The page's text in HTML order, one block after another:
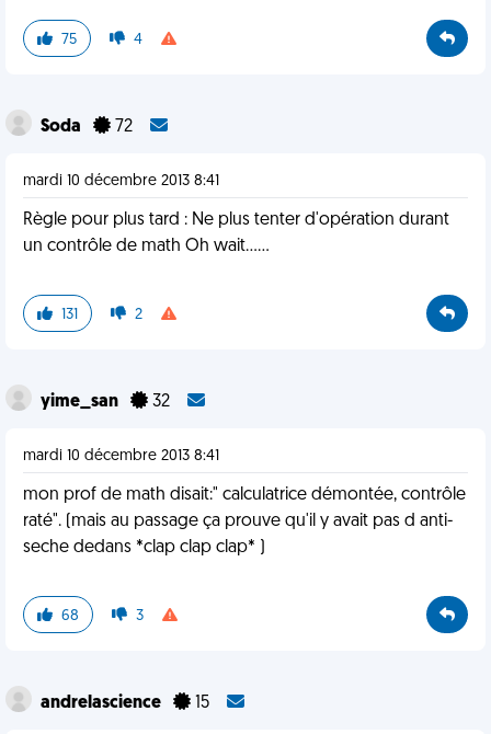
75 4
Soda 72
mardi 10 décembre 2013 8:41
Règle pour plus tard : Ne plus tenter d'opération durant
un contrôle de math Oh wait......
131 2
yime_san 32
mardi 10 décembre 2013 8:41
mon prof de math disait:" calculatrice démontée, contrôle
raté". (mais au passage ça prouve qu'il y avait pas d anti-
seche dedans *clap clap clap* )
68 3
andrelascience 15